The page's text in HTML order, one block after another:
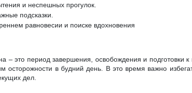
и неспешных прогулок.
подсказки.
равновесии и поиске вдохновения
это период завершения, освобождения и подготовки к
в будний день. В это время важно
дел.